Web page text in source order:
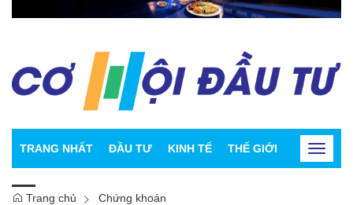
TRANG NHẤT ĐẦU TƯ KINH TẾ THẾ GIỚI CHỨNG
Toggle
Trang chủ Chứng khoán